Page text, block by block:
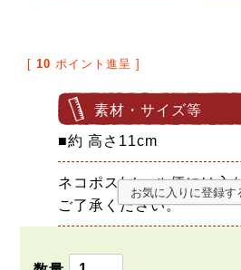
[ 10 ポイント進呈 ]
素材・サイズ等
■約 高さ11cm
ネコポス/メール便には入
ご了承ください。
お気に入りに登録す